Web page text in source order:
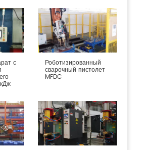
с Роботизированный
сварочный пистолет
MFDC